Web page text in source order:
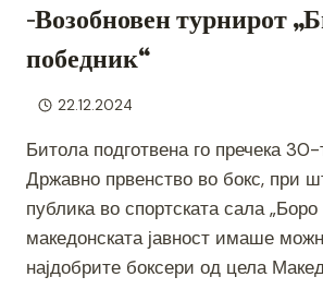
-Возобновен турнирот
победник“
22.12.2024
Битола подготвена го пречека
Државно првенство во бокс, при
публика во спортската сала
македонската јавност имаше
најдобрите боксери од цела